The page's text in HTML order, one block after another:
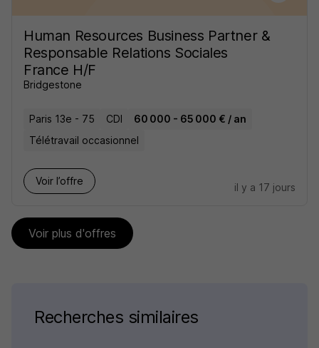
Human Resources Business Partner &
Responsable Relations Sociales
France H/F
Bridgestone
Paris 13e - 75 CDI
60 000 - 65 000 € / an
Télétravail occasionnel
Voir l’offre
il y a 17 jours
Voir plus d'offres
Recherches similaires